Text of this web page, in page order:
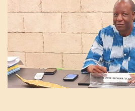
du Groupe